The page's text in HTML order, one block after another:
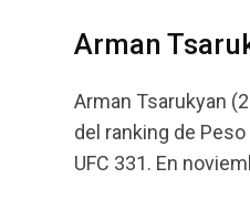
Arman
Arman Tsarukyan
del ranking de
UFC 331. En